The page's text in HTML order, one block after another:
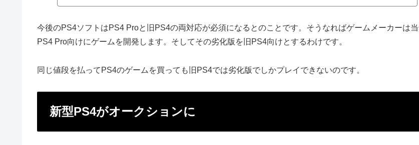
今後のPS4ソフトはPS4 Proと旧PS4の両対応が必須になるとのことです。そうなればゲームメーカーは
PS4 Pro向けにゲームを開発します。そしてその劣化版を旧PS4向けとするわけです。
同じ値段を払ってPS4のゲームを買っても旧PS4では劣化版でしかプレイできないのです。
新型PS4がオークションに